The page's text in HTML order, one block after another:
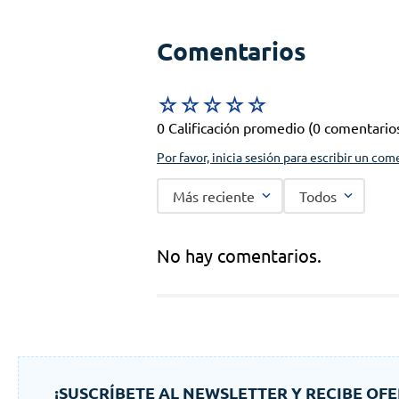
Comentarios
☆☆☆☆☆
0 Calificación promedio (0
Por favor, inicia sesión para escribir un
Más reciente Todos
No hay comentarios.
¡SUSCRÍBETE AL NEWSLETTER Y RECIBE